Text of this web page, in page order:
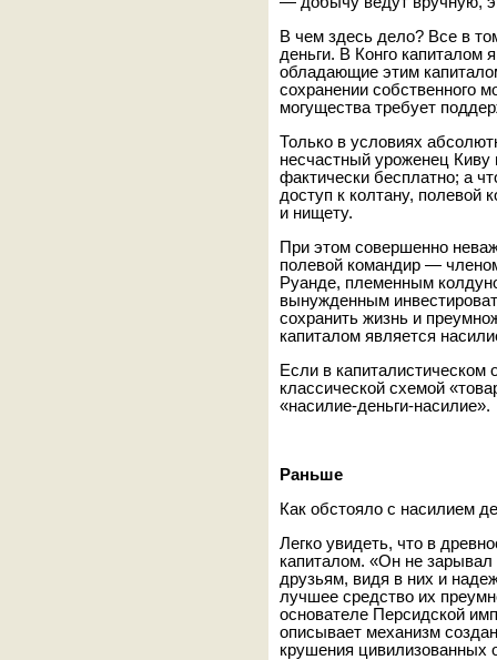
В чем здесь дело? Все в
деньги. В Конго
обладающие этим
сохранении собственного
могущества требует
Только в условиях
несчастный уроженец
фактически бесплатно; а
доступ к колтану, полевой
и нищету.
При этом совершенно
полевой командир —
Руанде, племенным
вынужденным
сохранить жизнь и
капиталом является
Если в капиталистическом
классической схемой
«насилие-деньги-насилие».
Раньше
Как обстояло с насилием
Легко увидеть, что в
капиталом. «Он не
друзьям, видя в них и
лучшее средство их
основателе Персидской
описывает механизм
крушения цивилизованных